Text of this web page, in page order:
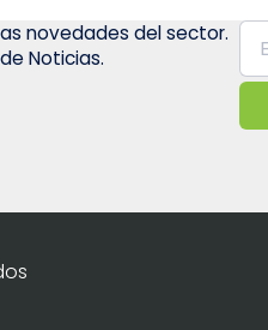
novedades del sector.
Noticias.